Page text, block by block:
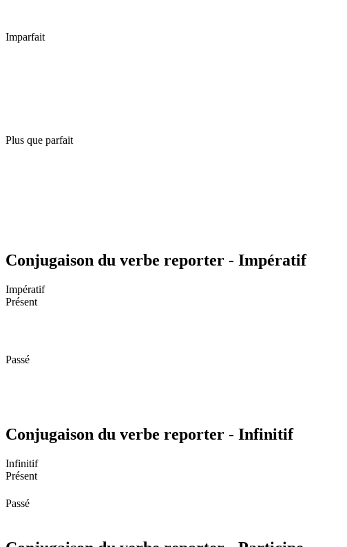
Imparfait
Plus que parfait
Conjugaison du verbe reporter - Impératif
Impératif
Présent
Passé
Conjugaison du verbe reporter - Infinitif
Infinitif
Présent
Passé